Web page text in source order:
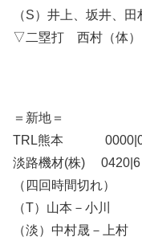
（S）井上、坂井、田
▽二塁打 西村（体）
＝新地＝
TRL熊本
淡路機材(株) 0420|6
（四回時間切れ）
（T）山本－小川
（淡）中村晟－上村